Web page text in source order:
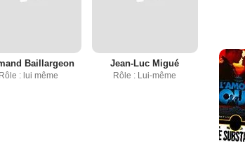
Baillargeon
Rôle : lui même
Jean-Luc Migué
Rôle : Lui-même